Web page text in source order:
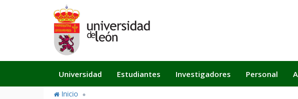
Navegación
principal
Universidad Estudiantes Investigadores Personal
Inicio